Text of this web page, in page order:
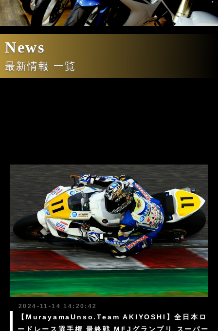
News
最新情報 一覧
2024-11-14 14:20:42
【MurayamaUnso.Team AKIYOSHI】全日本ロ
ードレース選手権 最終戦 MFJグランプリ スーパー